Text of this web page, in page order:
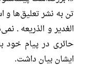
تن به نشر تعلیق‌ها و
الغدیر و الذریعه ـ
حائری در پیام
ایشان بیان داشت.